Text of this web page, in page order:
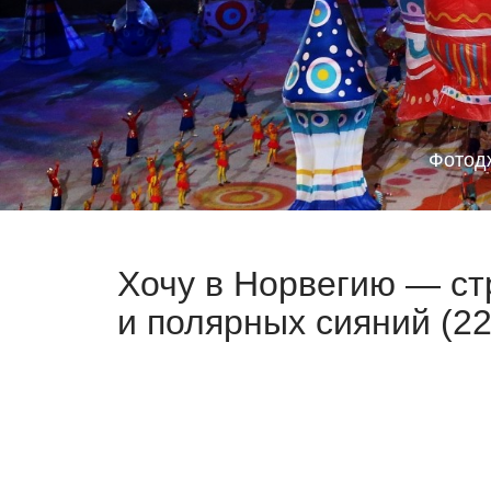
Хочу в Норвегию —
и полярных сияний